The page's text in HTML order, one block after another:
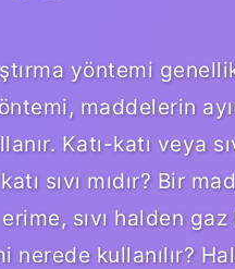
yöntemi
maddelerin
Katı-katı veya
sıvı mıdır? Bir
sıvı halden
kullanılır?